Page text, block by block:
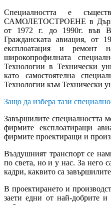
Специалността е
САМОЛЕТОСТРОЕНЕ в
от 1972 г. до 1990г. във
Гражданската авиация, от
експлоатация и ремонт
широкопрофилната
Технологии в Технически
като самостоятелна
Технологии към Технически
Защо да избера тази
Завършилите специалността
фирмите експлоатиращи
фирмите проектиращи и
Въздушният транспорт се
по света, но и у нас. За него
кадри, каквито са
В проектирането и
заети едни от най-добрите